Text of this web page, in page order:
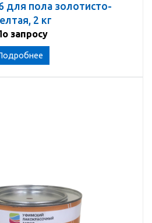
для пола золотисто-
2 кг
запросу